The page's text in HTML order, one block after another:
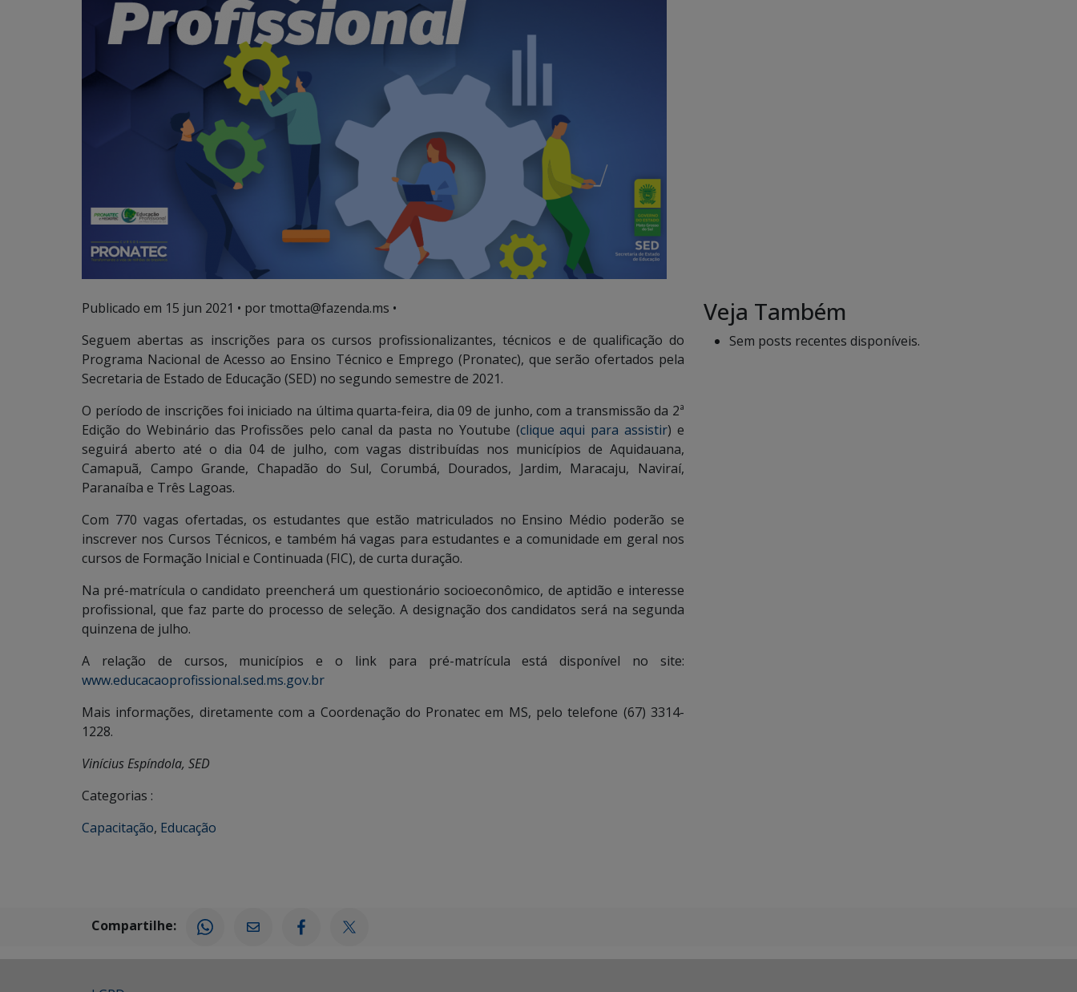
Publicado em 15 jun 2021 • por tmotta@fazenda.ms •
Seguem abertas as inscrições para os cursos profissionalizantes, técnicos e de qualificação do
Programa Nacional de Acesso ao Ensino Técnico e Emprego (Pronatec), que serão ofertados pela
Secretaria de Estado de Educação (SED) no segundo semestre de 2021.
O período de inscrições foi iniciado na última quarta-feira, dia 09 de junho, com a transmissão da 2ª
Edição do Webinário das Profissões pelo canal da pasta no Youtube (clique aqui para assistir) e
seguirá aberto até o dia 04 de julho, com vagas distribuídas nos municípios de Aquidauana,
Camapuã, Campo Grande, Chapadão do Sul, Corumbá, Dourados, Jardim, Maracaju, Naviraí,
Paranaíba e Três Lagoas.
Com 770 vagas ofertadas, os estudantes que estão matriculados no Ensino Médio poderão se
inscrever nos Cursos Técnicos, e também há vagas para estudantes e a comunidade em geral nos
cursos de Formação Inicial e Continuada (FIC), de curta duração.
Na pré-matrícula o candidato preencherá um questionário socioeconômico, de aptidão e interesse
profissional, que faz parte do processo de seleção. A designação dos candidatos será na segunda
quinzena de julho.
A relação de cursos, municípios e o link para pré-matrícula está disponível no site:
www.educacaoprofissional.sed.ms.gov.br
Mais informações, diretamente com a Coordenação do Pronatec em MS, pelo telefone (67) 3314-
1228.
Vinícius Espíndola, SED
Categorias :
Capacitação, Educação
Veja Também
Sem posts recentes disponíveis.
Compartilhe: